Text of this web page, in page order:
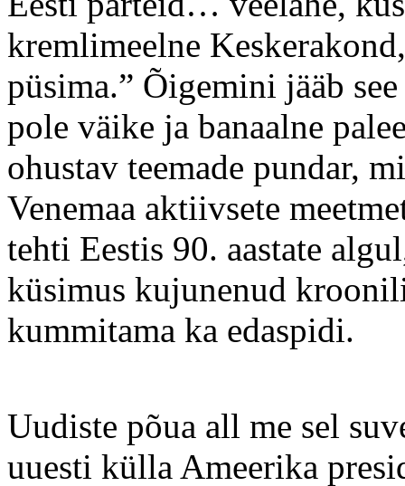
kremlimeelne
püsima.” Õigemini jääb
pole väike ja banaalne
ohustav teemade pundar,
Venemaa aktiivsete
tehti Eestis 90. aastate
küsimus kujunenud
kummitama ka edaspidi.
Uudiste põua all me sel
uuesti külla Ameerika